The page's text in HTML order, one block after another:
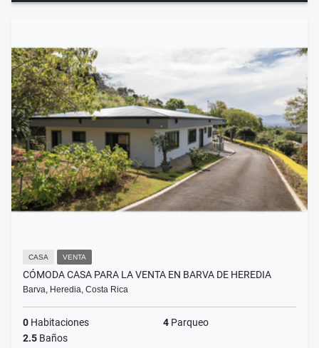
CASA VENTA
CÓMODA CASA PARA LA VENTA EN BARVA DE HEREDIA
Barva, Heredia, Costa Rica
0 Habitaciones 4 Parqueo
2.5 Baños